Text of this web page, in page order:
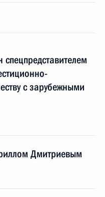
с зарубежными
Дмитриевым